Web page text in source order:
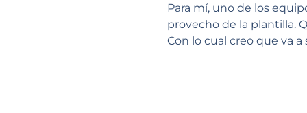
Para mí, uno de los
provecho de la plantilla.
Con lo cual creo que va